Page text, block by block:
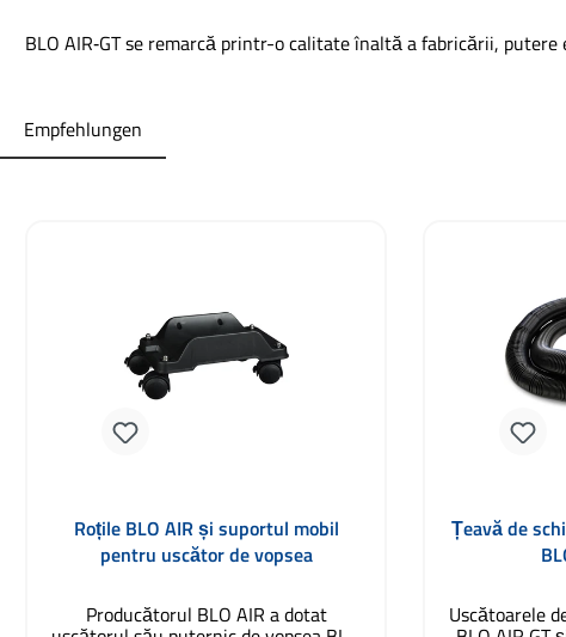
BLO AIR‑GT se remarcă printr-o calitate înaltă a fabricării,
Empfehlungen
Roțile BLO AIR și suportul mobil
pentru uscător de vopsea
Producătorul BLO AIR a dotat
Țeavă de
Uscătoarele